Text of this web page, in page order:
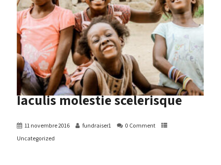
Iaculis molestie scelerisque
11 novembre 2016 fundraiser1
0 Comment
Uncategorized